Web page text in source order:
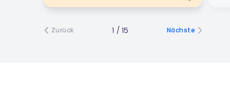
Zurück 1 /15 Nächste